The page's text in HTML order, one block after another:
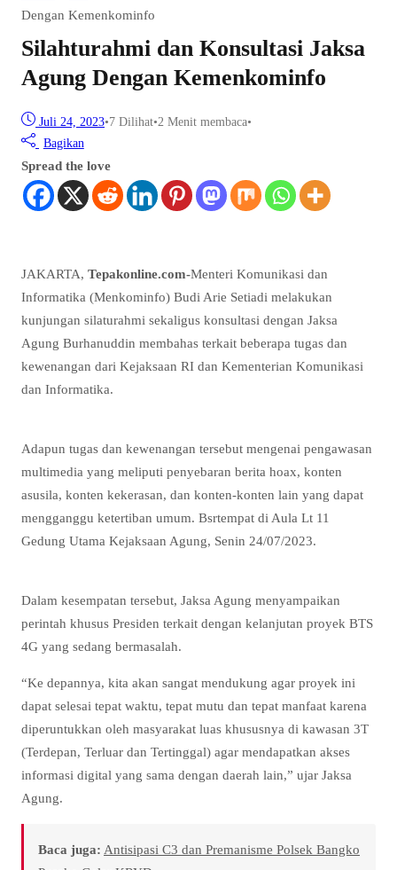
Dengan Kemenkominfo
Silahturahmi dan Konsultasi Jaksa
Agung Dengan Kemenkominfo
Juli 24, 2023•7 Dilihat•2 Menit membaca•
Bagikan
Spread the love
JAKARTA, Tepakonline.com-Menteri Komunikasi dan
Informatika (Menkominfo) Budi Arie Setiadi melakukan
kunjungan silaturahmi sekaligus konsultasi dengan Jaksa
Agung Burhanuddin membahas terkait beberapa tugas dan
kewenangan dari Kejaksaan RI dan Kementerian Komunikasi
dan Informatika.
Adapun tugas dan kewenangan tersebut mengenai pengawasan
multimedia yang meliputi penyebaran berita hoax, konten
asusila, konten kekerasan, dan konten-konten lain yang dapat
mengganggu ketertiban umum. Bsrtempat di Aula Lt 11
Gedung Utama Kejaksaan Agung, Senin 24/07/2023.
Dalam kesempatan tersebut, Jaksa Agung menyampaikan
perintah khusus Presiden terkait dengan kelanjutan proyek BTS
4G yang sedang bermasalah.
“Ke depannya, kita akan sangat mendukung agar proyek ini
dapat selesai tepat waktu, tepat mutu dan tepat manfaat karena
diperuntukkan oleh masyarakat luas khususnya di kawasan 3T
(Terdepan, Terluar dan Tertinggal) agar mendapatkan akses
informasi digital yang sama dengan daerah lain,” ujar Jaksa
Agung.
Baca juga: Antisipasi C3 dan Premanisme Polsek Bangko